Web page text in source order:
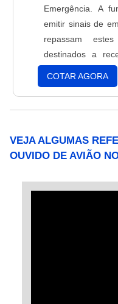
Emergência. A
emitir sinais de
repassam
destinados a
começar as
acionado quando
precisão
COTAR AGORA
VEJA ALGUMAS
OUVIDO DE AVIÃO